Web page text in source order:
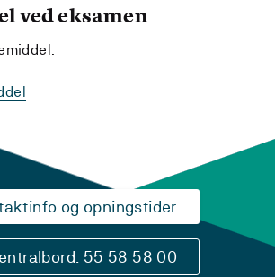
ved eksamen
og opningstider
55 58 58 00